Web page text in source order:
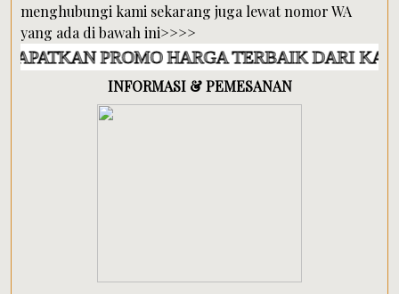
menghubungi kami sekarang juga lewat nomor WA
yang ada di bawah ini>>>>
HARGA TERBAIK DARI KAMI
INFORMASI & PEMESANAN